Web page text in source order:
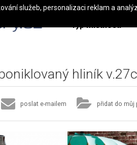
Typ místnosti
hliník
poslat e-mailem přidat do můj
služeb, personalizaci reklam a